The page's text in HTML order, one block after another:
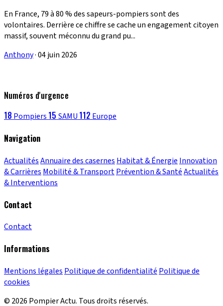
En France, 79 à 80 % des sapeurs-pompiers sont des
volontaires. Derrière ce chiffre se cache un engagement citoyen
massif, souvent méconnu du grand pu...
Anthony·04 juin 2026
Numéros d'urgence
18 Pompiers 15 SAMU 112 Europe
Navigation
ActualitésAnnuaire des casernes Habitat & Énergie Innovation
& Carrières Mobilité & TransportPrévention & SantéActualités
& Interventions
Contact
Contact
Informations
Mentions légales Politique de confidentialité Politique de
cookies
© 2026 Pompier Actu. Tous droits réservés.